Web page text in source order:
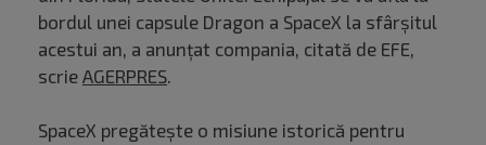
bordul unei capsule Dragon a SpaceX la sfârşitul
acestui an, a anunţat compania, citată de EFE,
scrie AGERPRES.
SpaceX pregătește o misiune istorică pentru